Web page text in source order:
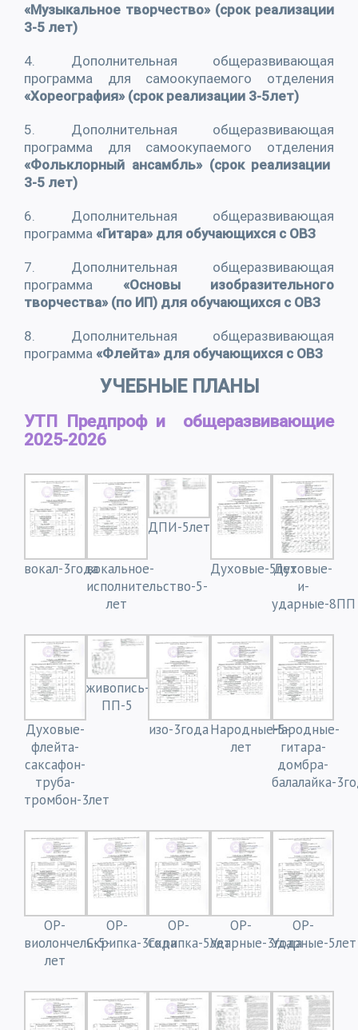
«Музыкальное творчество» (срок реализации
3-5 лет)
4. Дополнительная общеразвивающая
программа для самоокупаемого отделения
«Хореография» (срок реализации 3-5лет)
5. Дополнительная общеразвивающая
программа для самоокупаемого отделения
«Фольклорный ансамбль» (срок реализации
3-5 лет)
6. Дополнительная общеразвивающая
программа «Гитара» для обучающихся с ОВЗ
7. Дополнительная общеразвивающая
программа «Основы изобразительного
творчества» (по ИП) для обучающихся с ОВЗ
8. Дополнительная общеразвивающая
программа «Флейта» для обучающихся с ОВЗ
УЧЕБНЫЕ ПЛАНЫ
УТП Предпроф и общеразвивающие
2025-2026
вокал-3годавокальное-
исполнительство-5-
лет
ДПИ-5лет
Духовые-5летДуховые-
и-
ударные-8ПП
Духовые-
флейта-
саксафон-
труба-
тромбон-3лет
живопись-
ПП-5
изо-3годаНародные-5-
лет
Народные-
гитара-
домбра-
балалайка-
ОР-
виолончель-5-
лет
ОР-
Скрипка-3года
ОР-
Скрипка-5лет
ОР-
Ударные-3года
ОР-
Ударные-5лет